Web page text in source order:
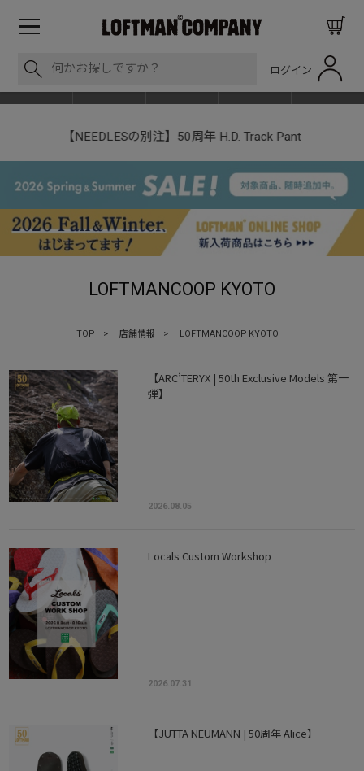
ログイン
【NEEDLESの別注】50周年 H.D. Track Pant
LOFTMANCOOP KYOTO
TOP > 店舗情報 > LOFTMANCOOP KYOTO
【ARC’TERYX | 50th Exclusive Models 第一
弾】
2026.08.05
Locals Custom Workshop
2026.07.31
【JUTTA NEUMANN | 50周年 Alice】